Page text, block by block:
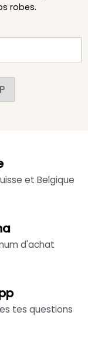
robes.
et Belgique
d'achat
tes questions